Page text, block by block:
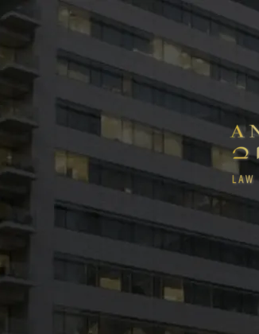
1. צור קשר